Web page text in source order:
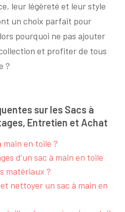
leur légèreté et leur style
un choix parfait pour
pourquoi ne pas ajouter
et profiter de tous
?
sur les Sacs à
Entretien et Achat
main en toile ?
d’un sac à main en toile
matériaux ?
nettoyer un sac à main en